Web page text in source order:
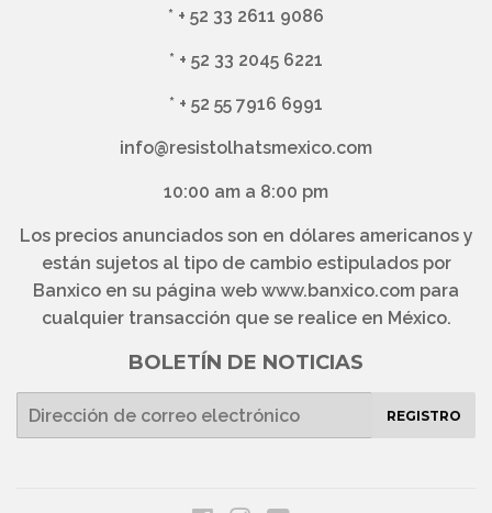
* + 52 33 2611 9086
* + 52 33 2045 6221
* + 52 55 7916 6991
info@resistolhatsmexico.com
10:00 am a 8:00 pm
Los precios anunciados son en dólares americanos y
están sujetos al tipo de cambio estipulados por
Banxico en su página web www.banxico.com para
cualquier transacción que se realice en México.
BOLETÍN DE NOTICIAS
E-
REGISTRO